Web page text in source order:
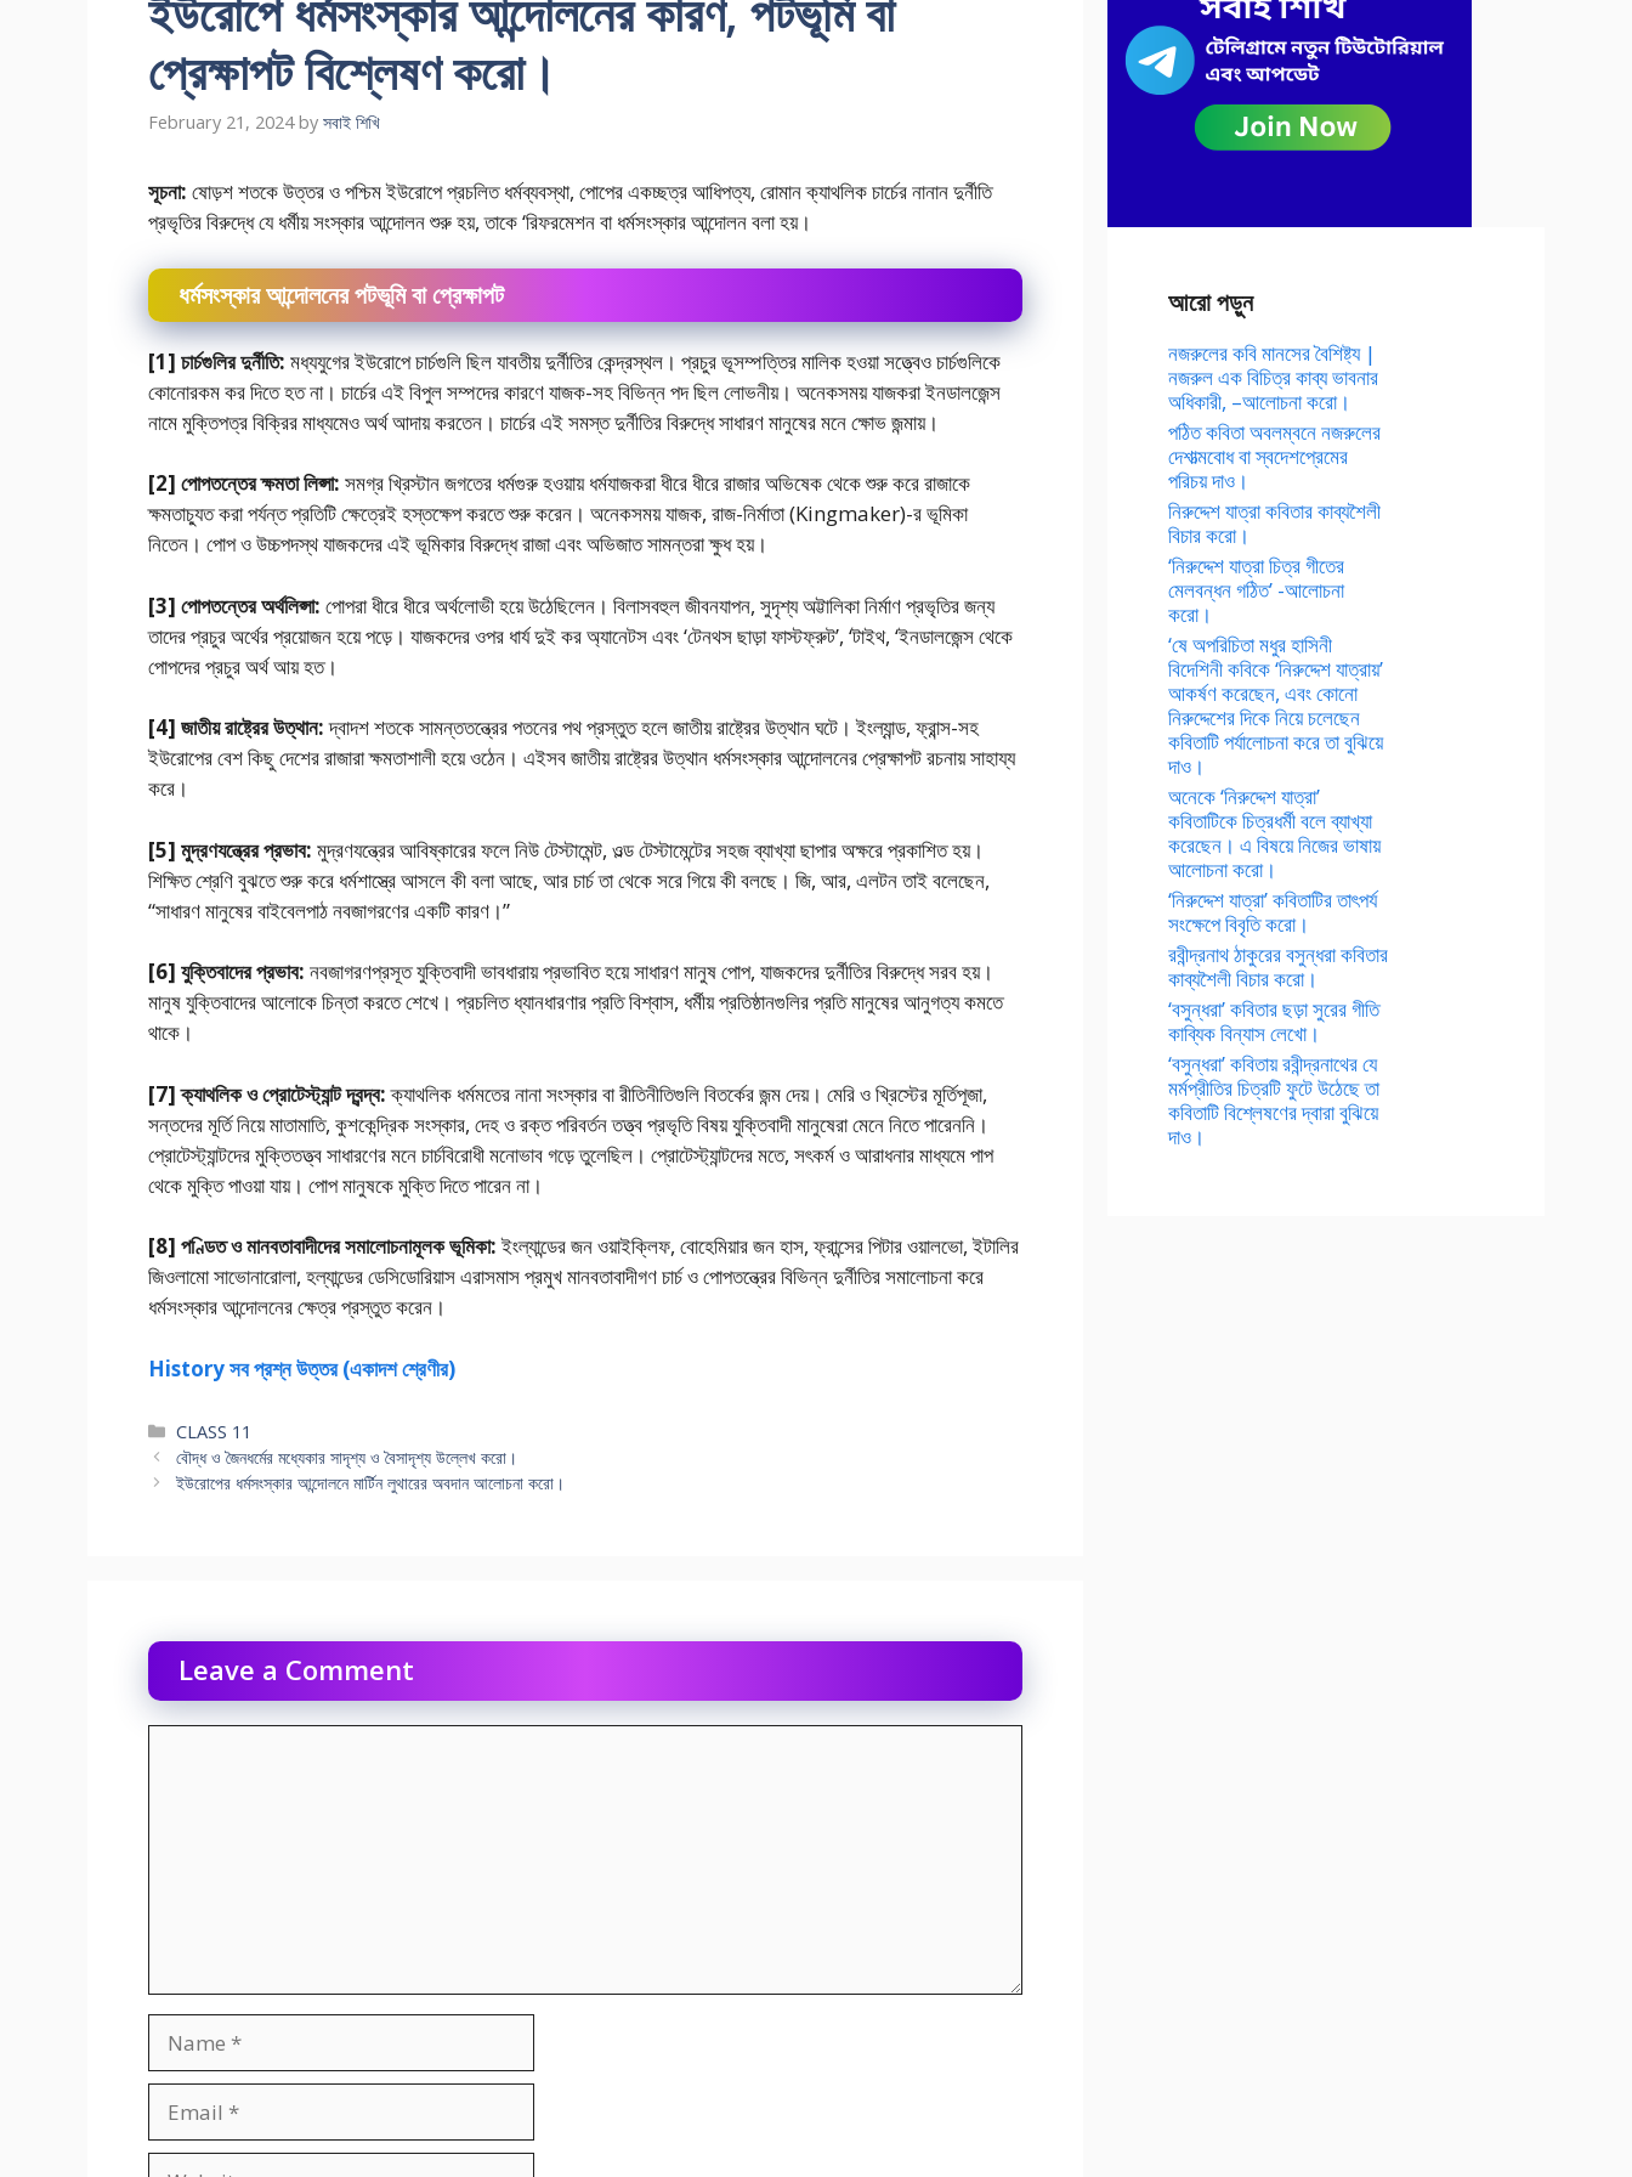
প্রেক্ষাপট বিশ্লেষণ করাে।
February 21, 2024 by সবাই শিখি
সূচনা: ষােড়শ শতকে উত্তর ও পশ্চিম ইউরােপে প্রচলিত ধর্মব্যবস্থা, পােপের একচ্ছত্র আধিপত্য, রােমান ক্যাথলিক চার্চের নানান দুর্নীতি
প্রভৃতির বিরুদ্ধে যে ধর্মীয় সংস্কার আন্দোলন শুরু হয়, তাকে ‘রিফরমেশন বা ধর্মসংস্কার আন্দোলন বলা হয়।
ধর্মসংস্কার আন্দোলনের পটভূমি বা প্রেক্ষাপট
[1] চার্চগুলির দুর্নীতি: মধ্যযুগের ইউরােপে চার্চগুলি ছিল যাবতীয় দুর্নীতির কেন্দ্রস্থল। প্রচুর ভূসম্পত্তির মালিক হওয়া সত্ত্বেও চার্চগুলিকে
কোনােরকম কর দিতে হত না। চার্চের এই বিপুল সম্পদের কারণে যাজক-সহ বিভিন্ন পদ ছিল লােভনীয়। অনেকসময় যাজকরা ইনডালজেন্স
নামে মুক্তিপত্র বিক্রির মাধ্যমেও অর্থ আদায় করতেন। চার্চের এই সমস্ত দুর্নীতির বিরুদ্ধে সাধারণ মানুষের মনে ক্ষোভ জন্মায়।
[2] পােপতন্তের ক্ষমতা লিপ্সা: সমগ্র খ্রিস্টান জগতের ধর্মগুরু হওয়ায় ধর্মযাজকরা ধীরে ধীরে রাজার অভিষেক থেকে শুরু করে রাজাকে
ক্ষমতাচ্যুত করা পর্যন্ত প্রতিটি ক্ষেত্রেই হস্তক্ষেপ করতে শুরু করেন। অনেকসময় যাজক, রাজ-নির্মাতা (Kingmaker)-র ভূমিকা
নিতেন। পােপ ও উচ্চপদস্থ যাজকদের এই ভূমিকার বিরুদ্ধে রাজা এবং অভিজাত সামন্তরা ক্ষুধ হয়।
[3] পােপতন্তের অর্থলিপ্সা: পােপরা ধীরে ধীরে অর্থলােভী‌ হয়ে উঠেছিলেন। বিলাসবহুল জীবনযাপন, সুদৃশ্য অট্টালিকা নির্মাণ প্রভৃতির জন্য
তাদের প্রচুর অর্থের প্রয়ােজন হয়ে পড়ে। যাজকদের ওপর ধার্য দুই কর অ্যানেটস এবং ‘টেনথস ছাড়া ফাস্টফ্রুট’, ‘টাইথ, ‘ইনডালজেন্স থেকে
পােপদের প্রচুর অর্থ আয় হত।
[4] জাতীয় রাষ্ট্রের উত্থান:দ্বাদশ শতকে সামন্ততন্ত্রের পতনের পথ প্রস্তুত হলে জাতীয় রাষ্ট্রের উত্থান ঘটে। ইংল্যান্ড, ফ্রান্স-সহ
ইউরােপের বেশ কিছু দেশের রাজারা ক্ষমতাশালী হয়ে ওঠেন। এইসব জাতীয় রাষ্ট্রের উত্থান ধর্মসংস্কার আন্দোলনের প্রেক্ষাপট রচনায় সাহায্য
করে।
[5] মুদ্রণযন্ত্রের প্রভাব: মুদ্রণযন্ত্রের আবিষ্কারের ফলে নিউ টেস্টামেন্ট, ওল্ড টেস্টামেন্টের সহজ ব্যাখ্যা ছাপার অক্ষরে প্রকাশিত হয়।
শিক্ষিত শ্রেণি বুঝতে শুরু করে ধর্মশাস্ত্রে আসলে কী বলা আছে, আর চার্চ তা থেকে সরে গিয়ে কী বলছে। জি, আর, এলটন তাই বলেছেন,
“সাধারণ মানুষের বাইবেলপাঠ নবজাগরণের একটি কারণ।”
[6] যুক্তিবাদের প্রভাব: নবজাগরণপ্রসূত যুক্তিবাদী ভাবধারায় প্রভাবিত হয়ে সাধারণ মানুষ পােপ, যাজকদের দুর্নীতির বিরুদ্ধে সরব হয়।
মানুষ যুক্তিবাদের আলােকে চিন্তা করতে শেখে। প্রচলিত ধ্যানধারণার প্রতি বিশ্বাস, ধর্মীয় প্রতিষ্ঠানগুলির প্রতি মানুষের আনুগত্য কমতে
থাকে।
[7] ক্যাথলিক ও প্রোটেস্ট্যান্ট দ্বন্দ্ব:ক্যাথলিক ধর্মমতের‌ নানা সংস্কার বা রীতিনীতিগুলি বিতর্কের জন্ম দেয়। মেরি ও খ্রিস্টের মূর্তিপূজা,
সন্তদের মূর্তি নিয়ে মাতামাতি, কুশকেন্দ্রিক সংস্কার, দেহ ও রক্ত পরিবর্তন তত্ত্ব প্রভৃতি বিষয় যুক্তিবাদী মানুষেরা মেনে নিতে পারেননি।
প্রোটেস্ট্যান্টদের মুক্তিতত্ত্ব সাধারণের মনে চার্চবিরােধী মনােভাব গড়ে তুলেছিল। প্রােটেস্ট্যান্টদের মতে, সৎকর্ম ও আরাধনার মাধ্যমে পাপ
থেকে মুক্তি পাওয়া যায়। পোপ মানুষকে মুক্তি দিতে পারেন না।
[8] পণ্ডিত ও মানবতাবাদীদের সমালােচনামূলক ভূমিকা:‌ইংল্যান্ডের জন ওয়াইক্লিফ, বােহেমিয়ার জন হাস, ফ্রান্সের পিটার ওয়ালভাে, ইটালির
জিওলামাে সাভােনারােলা, হল্যান্ডের ডেসিডােরিয়াস এরাসমাস প্রমুখ মানবতাবাদীগণ চার্চ ও পােপতন্ত্রের বিভিন্ন দুর্নীতির সমালােচনা করে
ধর্মসংস্কার আন্দোলনের ক্ষেত্র প্রস্তুত করেন।
History সব প্রশ্ন উত্তর (একাদশ শ্রেণীর)
Categories
CLASS 11
বৌদ্ধ ও জৈনধর্মের মধ্যেকার সাদৃশ্য ও বৈসাদৃশ্য উল্লেখ করাে।
ইউরােপের ধর্মসংস্কার আন্দোলনে মার্টিন লুথারের অবদান আলােচনা করাে।
Leave a Comment
আরো পড়ুন
নজরুলের কবি মানসের বৈশিষ্ট্য |
নজরুল এক বিচিত্র কাব্য ভাবনার
অধিকারী, –আলোচনা করো।
পঠিত কবিতা অবলম্বনে নজরুলের
দেশাত্মবোধ বা স্বদেশপ্রেমের
পরিচয় দাও।
নিরুদ্দেশ যাত্রা কবিতার কাব্যশৈলী
বিচার করো।
‘নিরুদ্দেশ যাত্রা চিত্র গীতের
মেলবন্ধন গঠিত’ -আলোচনা
করো।
‘ষে অপরিচিতা মধুর হাসিনী
বিদেশিনী কবিকে ‘নিরুদ্দেশ যাত্রায়’
আকর্ষণ করেছেন, এবং কোনো
নিরুদ্দেশের দিকে নিয়ে চলেছেন
কবিতাটি পর্যালোচনা করে তা বুঝিয়ে
দাও।
অনেকে ‘নিরুদ্দেশ যাত্রা’
কবিতাটিকে চিত্রধর্মী বলে ব্যাখ্যা
করেছেন। এ বিষয়ে নিজের ভাষায়
আলোচনা করো।
‘নিরুদ্দেশ যাত্রা’ কবিতাটির তাৎপর্য
সংক্ষেপে বিবৃতি করো।
রবীন্দ্রনাথ ঠাকুরের বসুন্ধরা কবিতার
কাব্যশৈলী বিচার করো।
‘বসুন্ধরা’ কবিতার ছড়া সুরের গীতি
কাব্যিক বিন্যাস লেখো।
‘বসুন্ধরা’ কবিতায় রবীন্দ্রনাথের যে
মর্মপ্রীতির চিত্রটি ফুটে উঠেছে তা
কবিতাটি বিশ্লেষণের দ্বারা বুঝিয়ে
দাও।